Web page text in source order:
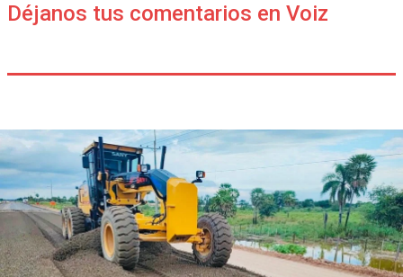
Déjanos tus comentarios en Voiz